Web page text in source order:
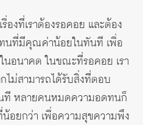
องที่เราต้องรอคอย และต้อง
นที่มีคุณค่าน้อยในทันที เพื่อ
นอนาคต ในขณะที่รอคอย เรา
ไม่สามารถได้รับสิ่งที่ตอบ
ที หลายคนหมดความอดทนก็
อยกว่า เพื่อความสุขความพึง